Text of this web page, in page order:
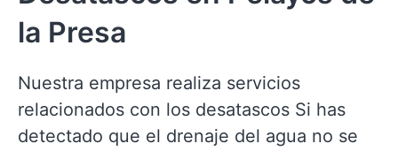
la Presa
Nuestra empresa realiza servicios
relacionados con los desatascos Si has
detectado que el drenaje del agua no se